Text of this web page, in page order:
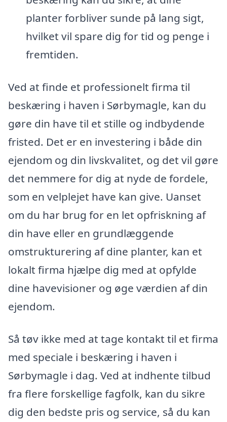
planter forbliver sunde på lang sigt,
hvilket vil spare dig for tid og penge i
fremtiden.
Ved at finde et professionelt firma til
beskæring i haven i Sørbymagle, kan du
gøre din have til et stille og indbydende
fristed. Det er en investering i både din
ejendom og din livskvalitet, og det vil gøre
det nemmere for dig at nyde de fordele,
som en velplejet have kan give. Uanset
om du har brug for en let opfriskning af
din have eller en grundlæggende
omstrukturering af dine planter, kan et
lokalt firma hjælpe dig med at opfylde
dine havevisioner og øge værdien af din
ejendom.
Så tøv ikke med at tage kontakt til et firma
med speciale i beskæring i haven i
Sørbymagle i dag. Ved at indhente tilbud
fra flere forskellige fagfolk, kan du sikre
dig den bedste pris og service, så du kan